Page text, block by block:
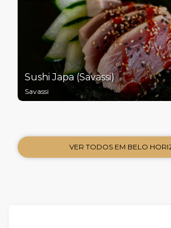
Sushi Japa (Savassi)
Savassi
VER TODOS EM BELO